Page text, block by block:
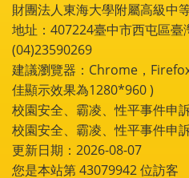
財團法人東海大學附屬高級中
地址：407224臺中市西屯區臺
(04)23590269
建議瀏覽器：Chrome，
佳顯示效果為1280*960 )
校園安全、霸凌、性平事件申
校園安全、霸凌、性平事件申
更新日期：2026-08-07
您是本站第43079942位訪客